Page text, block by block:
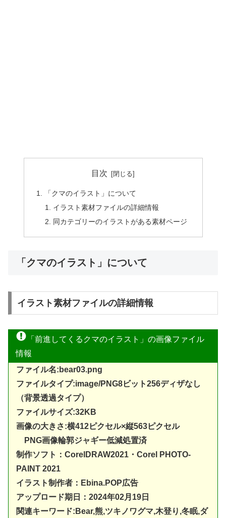
目次
「クマのイラスト」について
イラスト素材ファイルの詳細情報
同カテゴリーのイラストがある素材ページ
「クマのイラスト」について
イラスト素材ファイルの詳細情報
「前進してくるクマのイラスト」の画像ファイル
情報
ファイル名:bear03.png
ファイルタイプ:image/PNG8ビット256ディザなし
（背景透過タイプ）
ファイルサイズ:32KB
画像の大きさ:横412ピクセル×縦563ピクセル
PNG画像輪郭ジャギー低減処置済
制作ソフト： CorelDRAW2021・Corel PHOTO-
PAINT 2021
イラスト制作者：Ebina.POP広告
アップロード期日：2024年02月19日
関連キーワード:Bear,熊,ツキノワグマ,木登り,冬眠,ダ